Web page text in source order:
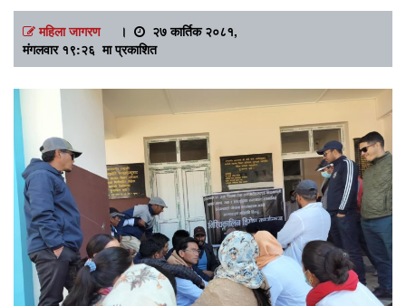
महिला जागरण।
२७ कार्तिक २०८१,
मंगलवार १९:२६ मा प्रकाशित